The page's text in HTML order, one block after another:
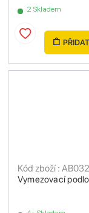
2 Skladem
Vymezovací
Kód zboží :